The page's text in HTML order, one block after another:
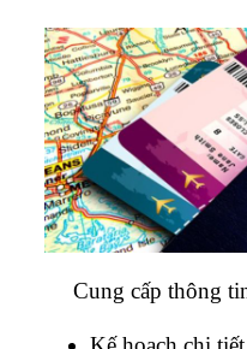
Cung cấp thông